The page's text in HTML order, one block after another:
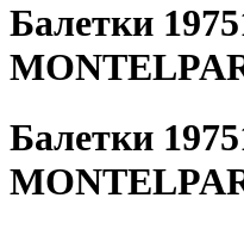
Балетки
Балетки